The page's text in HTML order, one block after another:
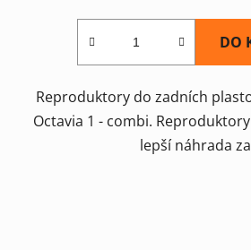
DO
Reproduktory do zadních
Octavia 1 - combi.
lepší náhrada